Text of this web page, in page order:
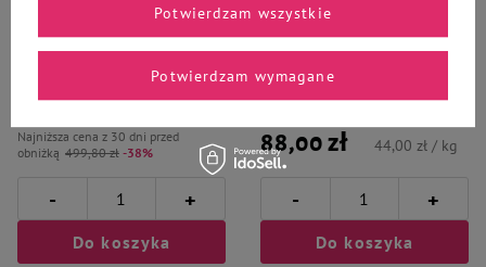
Luger’s karma suszona dla psa
Najniższa cena z 30 dni przed
obniżką 499,80 zł -38%
309,88 zł 30,99 zł / kg
- +
Do koszyka
Luger's
Luger’s karma suszona dla psa
kg
88,00 zł 44,00 zł / kg
- +
Do koszyka
Potwierdzam wymagane
Potwierdzam wszystkie